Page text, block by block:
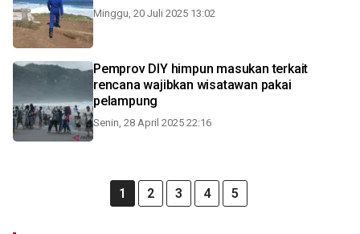
Minggu, 20 Juli 2025 13:02
Pemprov DIY himpun masukan terkait
rencana wajibkan wisatawan pakai
pelampung
Senin, 28 April 2025 22:16
1 2 3 4 5